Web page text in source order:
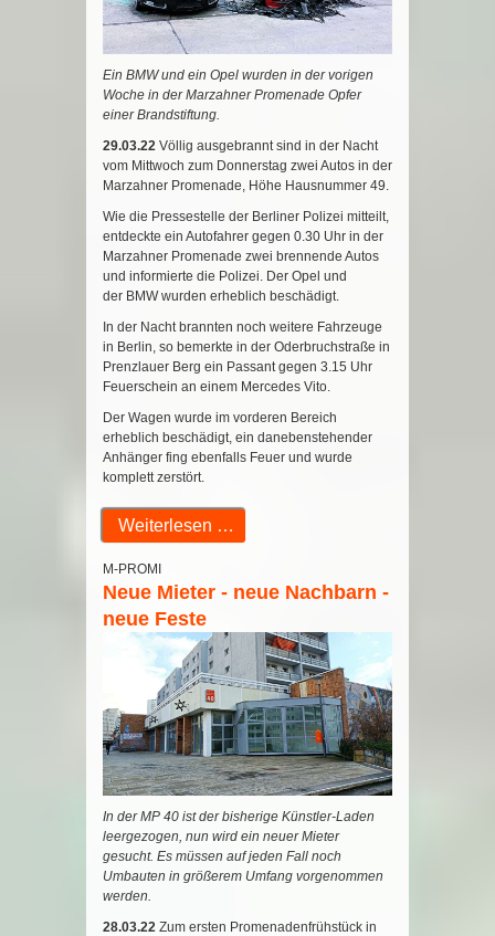
Ein BMW und ein Opel wurden in der vorigen
Woche in der Marzahner Promenade Opfer
einer Brandstiftung.
29.03.22 Völlig ausgebrannt sind in der Nacht
vom Mittwoch zum Donnerstag zwei Autos in der
Marzahner Promenade, Höhe Hausnummer 49.
Wie die Pressestelle der Berliner Polizei mitteilt,
entdeckte ein Autofahrer gegen 0.30 Uhr in der
Marzahner Promenade zwei brennende Autos
und informierte die Polizei. Der Opel und
der BMW wurden erheblich beschädigt.
In der Nacht brannten noch weitere Fahrzeuge
in Berlin, so bemerkte in der Oderbruchstraße in
Prenzlauer Berg ein Passant gegen 3.15 Uhr
Feuerschein an einem Mercedes Vito.
Der Wagen wurde im vorderen Bereich
erheblich beschädigt, ein danebenstehender
Anhänger fing ebenfalls Feuer und wurde
komplett zerstört.
Weiterlesen …
M-PROMI
Neue Mieter - neue Nachbarn -
neue Feste
In der MP 40 ist der bisherige Künstler-Laden
leergezogen, nun wird ein neuer Mieter
gesucht. Es müssen auf jeden Fall noch
Umbauten in größerem Umfang vorgenommen
werden.
28.03.22 Zum ersten Promenadenfrühstück in